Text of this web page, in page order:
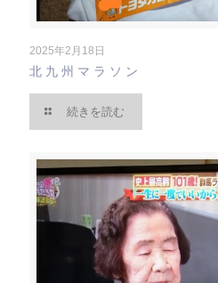
2025年2月18日
北九州マラソン
続きを読む